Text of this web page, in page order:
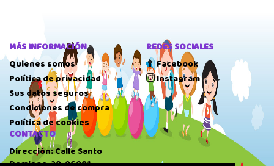
MÁS INFORMACIÓN
Quienes somos
Política de privacidad
Sus datos seguros
Condiciones de compra
Política de cookies
REDES SOCIALES
Facebook
Instagram
CONTACTO
Dirección: Calle Santo